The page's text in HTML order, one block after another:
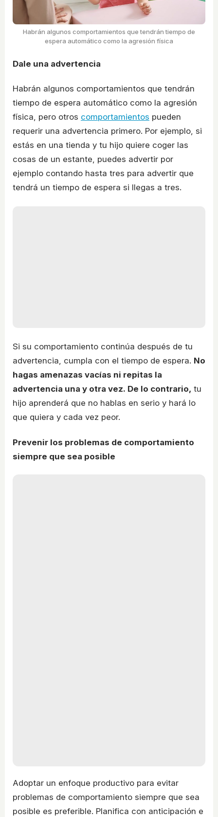
Habrán algunos comportamientos que tendrán tiempo de
espera automático como la agresión física
Dale una advertencia
Habrán algunos comportamientos que tendrán
tiempo de espera automático como la agresión
física, pero otros comportamientos pueden
requerir una advertencia primero. Por ejemplo, si
estás en una tienda y tu hijo quiere coger las
cosas de un estante, puedes advertir por
ejemplo contando hasta tres para advertir que
tendrá un tiempo de espera si llegas a tres.
Si su comportamiento continúa después de tu
advertencia, cumpla con el tiempo de espera. No
hagas amenazas vacías ni repitas la
advertencia una y otra vez. De lo contrario, tu
hijo aprenderá que no hablas en serio y hará lo
que quiera y cada vez peor.
Prevenir los problemas de comportamiento
siempre que sea posible
Adoptar un enfoque productivo para evitar
problemas de comportamiento siempre que sea
posible es preferible. Planifica con anticipación e